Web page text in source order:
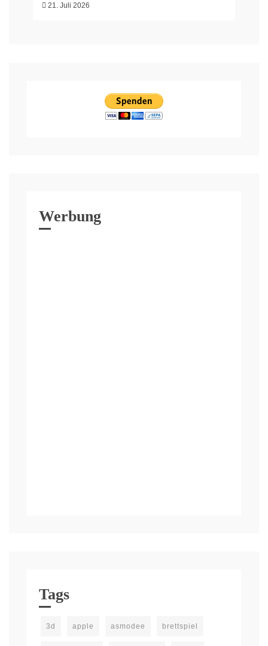
21. Juli 2026
Werbung
Tags
3d apple asmodee brettspiel